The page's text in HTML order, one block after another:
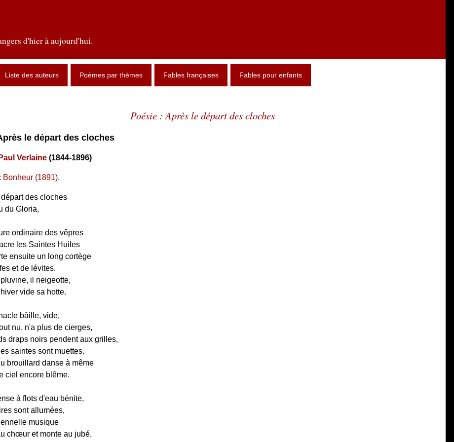
d'hier à aujourd'hui.
Liste des auteurs Poèmes par thèmes Fables françaises Fables pour enfants
Poésie : Après le départ des cloches
le départ des cloches
Paul Verlaine (1844-1896)
Bonheur (1891).
des cloches
du Gloria,
ordinaire des vêpres
les Saintes Huiles
ensuite un long cortège
et de lévites.
pluvine, il neigeotte,
vide sa hotte.
bâille, vide,
nu, n'a plus de cierges,
draps noirs pendent aux grilles,
saintes sont muettes.
brouillard danse à même
ciel encore blême.
à flots d'eau bénite,
sont allumées,
musique
chœur et monte au jubé,